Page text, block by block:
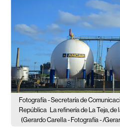
Fotografía - Secretaría de
República La refinería de La Teja,
(Gerardo Carella - Fotografía - /